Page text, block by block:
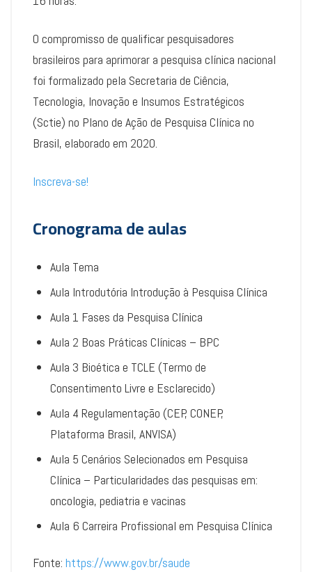
O compromisso de qualificar pesquisadores
brasileiros para aprimorar a pesquisa clínica nacional
foi formalizado pela Secretaria de Ciência,
Tecnologia, Inovação e Insumos Estratégicos
(Sctie) no Plano de Ação de Pesquisa Clínica no
Brasil, elaborado em 2020.
Inscreva-se!
Cronograma de aulas
Aula Tema
Aula Introdutória Introdução à Pesquisa Clínica
Aula 1 Fases da Pesquisa Clínica
Aula 2 Boas Práticas Clínicas – BPC
Aula 3 Bioética e TCLE (Termo de
Consentimento Livre e Esclarecido)
Aula 4 Regulamentação (CEP, CONEP,
Plataforma Brasil, ANVISA)
Aula 5 Cenários Selecionados em Pesquisa
Clínica – Particularidades das pesquisas em:
oncologia, pediatria e vacinas
Aula 6 Carreira Profissional em Pesquisa Clínica
Fonte: https://www.gov.br/saude